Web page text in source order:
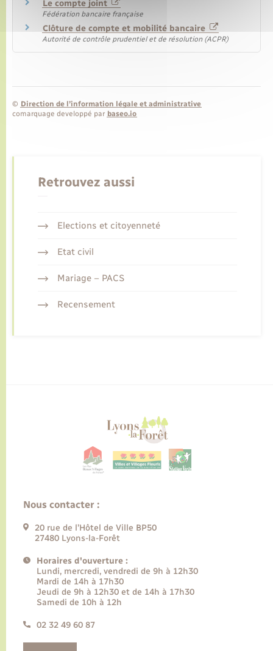
Le compte joint
Fédération bancaire française
Clôture de compte et mobilité bancaire
Autorité de contrôle prudentiel et de résolution (ACPR)
© Direction de l’information légale et administrative
comarquage developpé par baseo.io
Retrouvez aussi
Elections et citoyenneté
Etat civil
Mariage – PACS
Recensement
Nous contacter :
20 rue de l’Hôtel de Ville BP50
27480 Lyons-la-Forêt
Horaires d'ouverture :
Lundi, mercredi, vendredi de 9h à 12h30
Mardi de 14h à 17h30
Jeudi de 9h à 12h30 et de 14h à 17h30
Samedi de 10h à 12h
02 32 49 60 87